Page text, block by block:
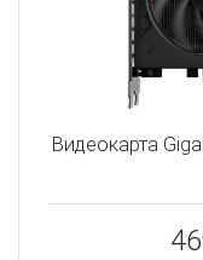
Видеокарта